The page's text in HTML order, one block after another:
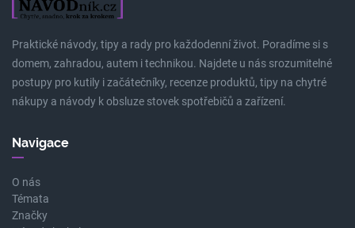
Praktické návody, tipy a rady pro každodenní život. Poradíme si s
domem, zahradou, autem i technikou. Najdete u nás srozumitelné
postupy pro kutily i začátečníky, recenze produktů, tipy na chytré
nákupy a návody k obsluze stovek spotřebičů a zařízení.
Navigace
O nás
Témata
Značky